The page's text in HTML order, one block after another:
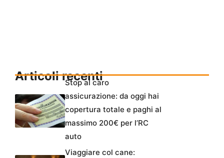
Articoli recenti
Stop al caro
assicurazione: da oggi hai
copertura totale e paghi al
massimo 200€ per l’RC
auto
Viaggiare col cane: